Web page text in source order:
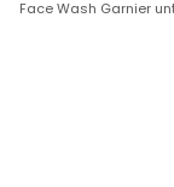
Face Wash Garnier